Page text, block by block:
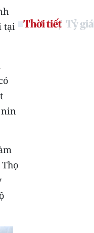
tại
nin
Thời tiết Tỷ giá